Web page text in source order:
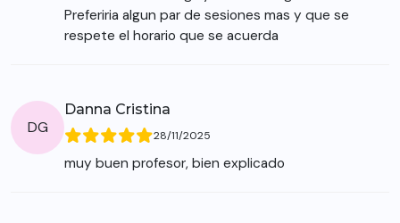
Preferiria algun par de sesiones mas y que se
respete el horario que se acuerda
DG
Danna Cristina
28/11/2025
muy buen profesor, bien explicado